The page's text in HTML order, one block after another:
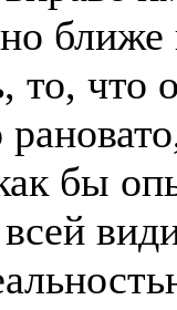
ближе
то, что
бы